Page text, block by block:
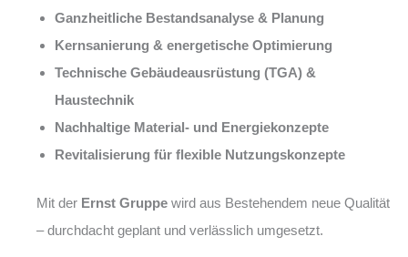
Ganzheitliche Bestandsanalyse & Planung
Kernsanierung & energetische Optimierung
Technische Gebäudeausrüstung (TGA) &
Haustechnik
Nachhaltige Material- und Energiekonzepte
Revitalisierung für flexible Nutzungskonzepte
Mit der Ernst Gruppe wird aus Bestehendem neue Qualität
– durchdacht geplant und verlässlich umgesetzt.